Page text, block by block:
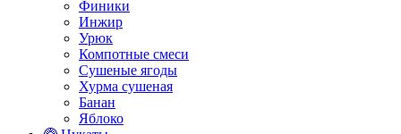
Финики
Инжир
Урюк
Компотные смеси
Сушеные ягоды
Хурма сушеная
Банан
Яблоко